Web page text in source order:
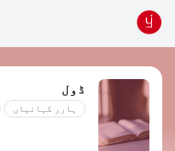
ڈول
ہارر کہانیاں